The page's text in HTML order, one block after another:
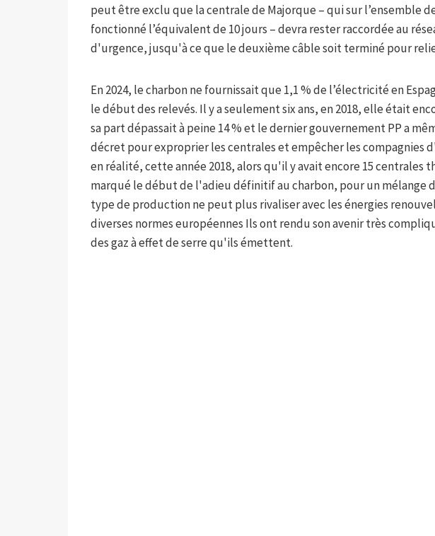
peut être exclu que la centrale de Majorque – qui sur l’ensemble de
fonctionné l’équivalent de 10 jours – devra rester raccordée au
d'urgence, jusqu'à ce que le deuxième câble soit terminé pour
En 2024, le charbon ne fournissait que 1,1 % de l’électricité en
le début des relevés. Il y a seulement six ans, en 2018, elle était
sa part dépassait à peine 14 % et le dernier gouvernement PP a
décret pour exproprier les centrales et empêcher les compagnies
en réalité, cette année 2018, alors qu'il y avait encore 15 centrales
marqué le début de l'adieu définitif au charbon, pour un mélange
type de production ne peut plus rivaliser avec les énergies
diverses normes européennes Ils ont rendu son avenir très
des gaz à effet de serre qu'ils émettent.